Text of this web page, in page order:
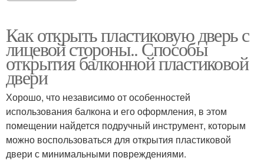
Как открыть пластиковую дверь с
лицевой стороны.. Способы
открытия балконной пластиковой
двери
Хорошо, что независимо от особенностей
использования балкона и его оформления, в этом
помещении найдется подручный инструмент, которым
можно воспользоваться для открытия пластиковой
двери с минимальными повреждениями.